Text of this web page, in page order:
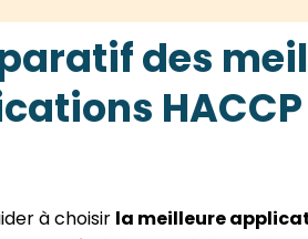
des
à choisir la meilleure